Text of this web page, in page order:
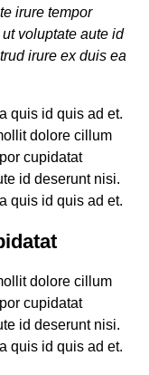
irure tempor
voluptate aute id
irure ex duis ea
quis id quis ad et.
dolore cillum
cupidatat
id deserunt nisi.
quis id quis ad et.
dolore cillum
cupidatat
id deserunt nisi.
quis id quis ad et.